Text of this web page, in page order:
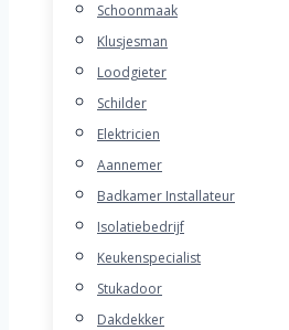
Schoonmaak
Klusjesman
Loodgieter
Schilder
Elektricien
Aannemer
Badkamer Installateur
Isolatiebedrijf
Keukenspecialist
Stukadoor
Dakdekker